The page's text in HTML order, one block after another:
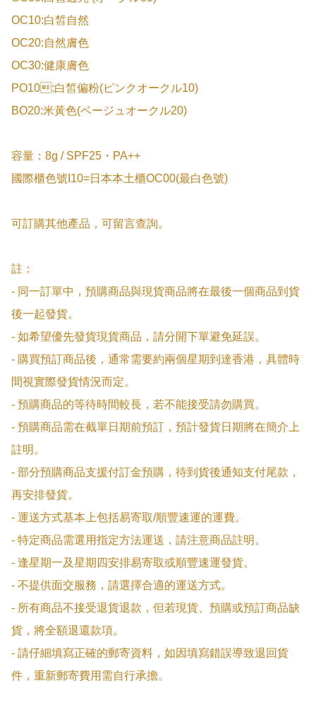
OC10:白皙自然
OC20:自然膚色
OC30:健康膚色
PO10:白皙偏粉(ピンクオークル10)
BO20:米黃色(ベージュオークル20)
容量：8g / SPF25・PA++
國際櫃色號I10=日本本土櫃OC00(最白色號)
可訂購其他產品，可留言查詢。
註：
- 同一訂單中，預購商品與現貨商品將在最後一個商品到貨
後一起發貨。
- 如希望優先發貨現貨商品，請分開下單避免延誤。
- 購買預訂商品後，通常需要約兩個星期到達香港，具體時
間視實際發貨情況而定。
- 預購商品的等待時間較長，若不能接受請勿購買。
- 預購商品需在截單日期前預訂，預計發貨日期將在簡介上
註明。
- 部分預購商品支援付訂金預購，待到貨後通知支付尾款，
再安排發貨。
- 運送方式基本上包括易寄取/順豐速運的運費。
- 特定商品需選用指定方法運送，請注意商品註明。
- 逢星期一及星期四安排易寄取或順豐速運發貨。
- 不提供面交服務，請選擇合適的運送方式。
- 所有商品不接受退貨退款，但若現貨、預購或預訂商品缺
貨，將全額退還款項。
- 請仔細填寫正確的郵寄資料，如因填寫錯誤導致退回貨
件，重新郵寄費用需自行承擔。